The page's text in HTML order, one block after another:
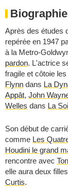
Biographie
Après des études
repérée en 1947
à la Metro-
pardon. L'actrice
fragile et côtoie
Flynn dans La
Appât, John
Welles dans La
Son début de
comme Les
Houdini le grand
rencontre avec
elle aura deux
Curtis.